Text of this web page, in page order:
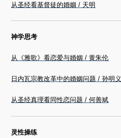
从圣经看基督徒的婚姻 / 天明
神学思考
从《雅歌》看恋爱与婚姻 / 黄朱伦
日内瓦宗教改革中的婚姻问题 / 孙明义
从圣经真理看同性恋问题 / 何善斌
灵性操练